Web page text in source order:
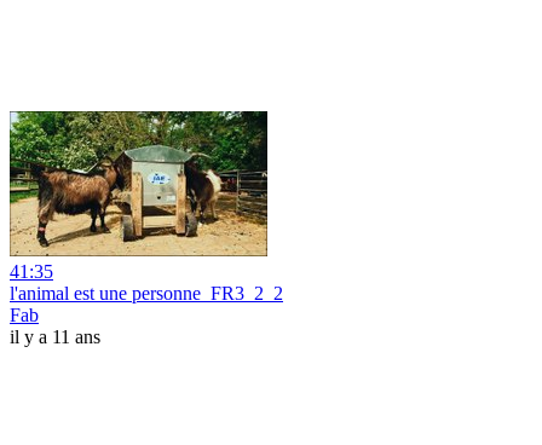
41:35
l'animal est une personne_FR3_2_2
Fab
il y a 11 ans